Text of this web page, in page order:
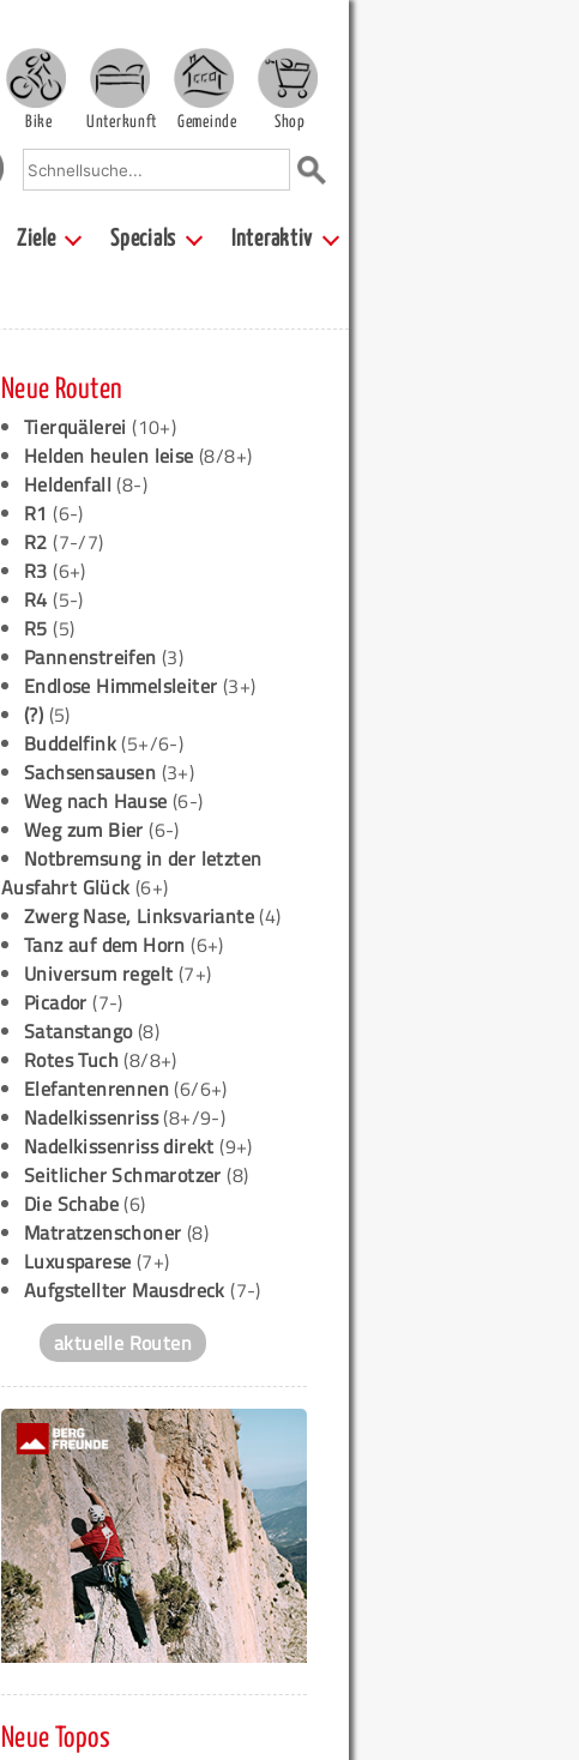
Bike Unterkunft Gemeinde Shop
Ziele Specials Interaktiv
Neue Routen
Tierquälerei (10+)
Helden heulen leise(8/8+)
Heldenfall(8-)
R1 (6-)
R2 (7-/7)
R3 (6+)
R4 (5-)
R5 (5)
Pannenstreifen (3)
Endlose Himmelsleiter (3+)
(?) (5)
Buddelfink(5+/6-)
Sachsensausen (3+)
Weg nach Hause (6-)
Weg zum Bier (6-)
Notbremsung in der letzten
Ausfahrt Glück (6+)
Zwerg Nase, Linksvariante(4)
Tanz auf dem Horn (6+)
Universum regelt (7+)
Picador (7-)
Satanstango(8)
Rotes Tuch(8/8+)
Elefantenrennen(6/6+)
Nadelkissenriss(8+/9-)
Nadelkissenriss direkt (9+)
Seitlicher Schmarotzer (8)
Die Schabe(6)
Matratzenschoner (8)
Luxusparese (7+)
Aufgstellter Mausdreck (7-)
aktuelle Routen
Neue Topos